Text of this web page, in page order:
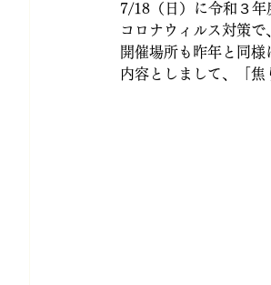
7/18（日）に令和３
コロナウィルス対策
開催場所も昨年と同
内容としまして、「